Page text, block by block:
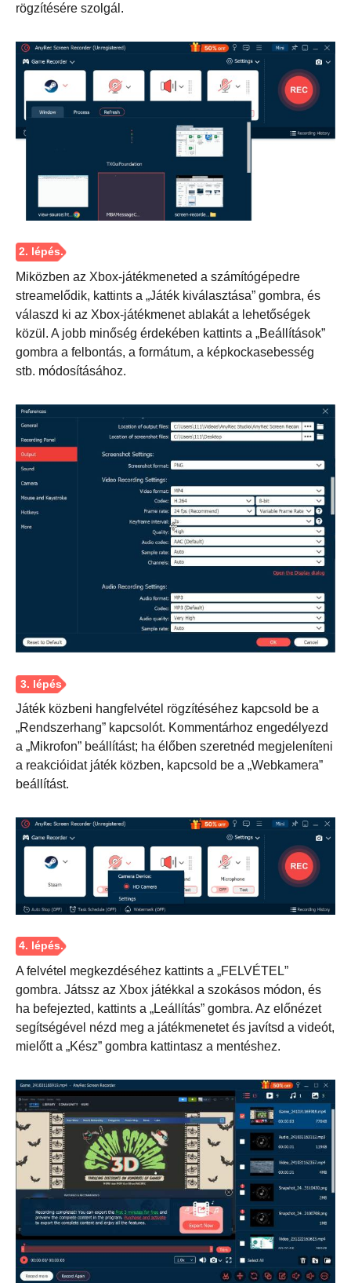
1. lépés.
rögzítésére szolgál.
Miközben az Xbox-játékmeneted a számítógépedre
streamelődik, kattints a „Játék kiválasztása” gombra, és
válaszd ki az Xbox-játékmenet ablakát a lehetőségek
közül. A jobb minőség érdekében kattints a „Beállítások”
gombra a felbontás, a formátum, a képkockasebesség
stb. módosításához.
Játék közbeni hangfelvétel rögzítéséhez kapcsold be a
„Rendszerhang” kapcsolót. Kommentárhoz engedélyezd
a „Mikrofon” beállítást; ha élőben szeretnéd megjeleníteni
a reakcióidat játék közben, kapcsold be a „Webkamera”
beállítást.
A felvétel megkezdéséhez kattints a „FELVÉTEL”
gombra. Játssz az Xbox játékkal a szokásos módon, és
ha befejezted, kattints a „Leállítás” gombra. Az előnézet
segítségével nézd meg a játékmenetet és javítsd a videót,
mielőtt a „Kész” gombra kattintasz a mentéshez.